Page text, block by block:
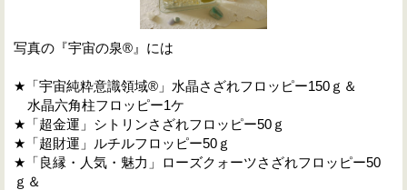
写真の『宇宙の泉®』には
★「宇宙純粋意識領域®」水晶さざれフロッピー150ｇ＆
水晶六角柱フロッピー1ケ
★「超金運」シトリンさざれフロッピー50ｇ
★「超財運」ルチルフロッピー50ｇ
★「良縁・人気・魅力」ローズクォーツさざれフロッピー50
ｇ＆